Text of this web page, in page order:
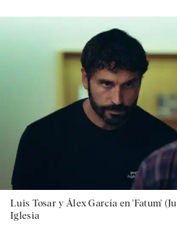
Luis Tosar y Álex García en 'Fatum'
Iglesia